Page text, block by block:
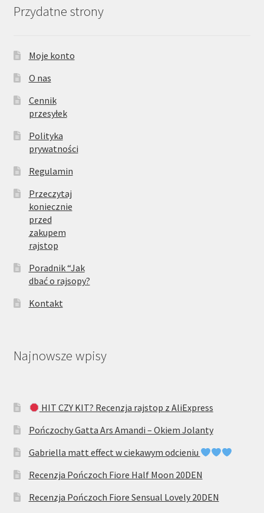
Przydatne strony
Moje konto
O nas
Cennik
przesyłek
Polityka
prywatności
Regulamin
Przeczytaj
koniecznie
przed
zakupem
rajstop
Poradnik “Jak
dbać o rajsopy?
Kontakt
Najnowsze wpisy
HIT CZY KIT? Recenzja rajstop z AliExpress
Pończochy Gatta Ars Amandi – Okiem Jolanty
Gabriella matt effect w ciekawym odcieniu
Recenzja Pończoch Fiore Half Moon 20DEN
Recenzja Pończoch Fiore Sensual Lovely 20DEN